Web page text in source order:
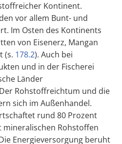
Kontinent.
vor allem Bunt- und
Im Osten des Kontinents
von Eisenerz, Mangan
(s. 178.2). Auch bei
und in der Fischerei
Länder
Rohstoffreichtum und die
sich im Außenhandel.
rund 80 Prozent
Rohstoffen
Energieversorgung beruht